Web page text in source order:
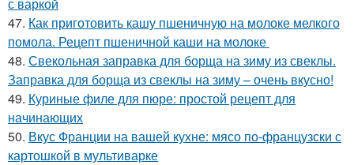
47. Как приготовить кашу пшеничную на молоке мелкого
помола. Рецепт пшеничной каши на молоке
48. Свекольная заправка для борща на зиму из свеклы.
Заправка для борща из свеклы на зиму – очень вкусно!
49. Куриные филе для пюре: простой рецепт для
начинающих
50. Вкус Франции на вашей кухне: мясо по-французски с
картошкой в мультиварке